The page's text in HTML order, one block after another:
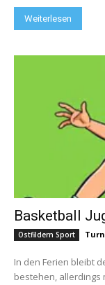
Weiterlesen
Basketball
Ostfildern Sport
In den Ferien bleibt
bestehen, allerdings